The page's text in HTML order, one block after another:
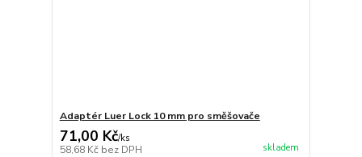
Adaptér Luer Lock 10 mm pro směšovače
71,00 Kč/ks
58,68 Kč bez DPH skladem